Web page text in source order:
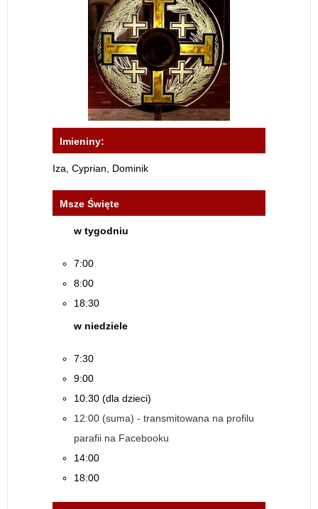
Imieniny:
Iza, Cyprian, Dominik
Msze Święte
w tygodniu
7:00
8:00
18:30
w niedziele
7:30
9:00
10:30 (dla dzieci)
12:00 (suma) - transmitowana na profilu
parafii na Facebooku
14:00
18:00